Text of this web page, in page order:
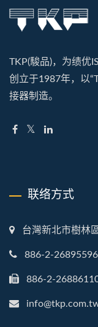
TKP(駿品)，为绩优
创立于1987年，以
接器制造。
联络方式
台灣新北市樹林
886-2-26895596
886-2-